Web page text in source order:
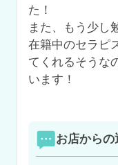
た！
また、もう少し
在籍中のセラピ
てくれるそうな
います！
お店からの